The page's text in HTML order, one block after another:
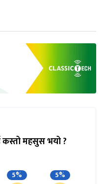
कस्तो महसुस भयो ?
5% 5%